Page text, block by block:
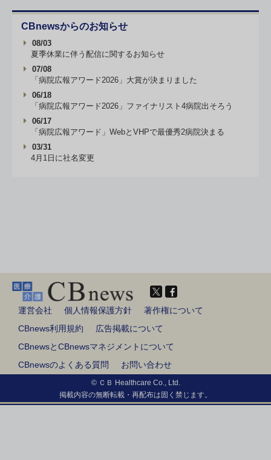
CBnewsからのお知らせ
08/03
夏季休業に伴う配信に関するお知らせ
07/08
「病院広報アワード2026」大賞が決まりました
06/18
「病院広報アワード2026」ファイナリスト4病院出そろう
06/17
「病院広報アワード」WebとVHPで最優秀2病院決まる
03/31
4月1日に社名変更
運営会社 個人情報保護方針
著作権について
CBnews利用規約
広告掲載について
CBnewsとCBnewsマネジメントについて
CBnewsのよくある質問
お問い合わせ
© ＣＢ Healthcare Co., Ltd.
掲載内容の無断転載・再配布は固く禁じます。